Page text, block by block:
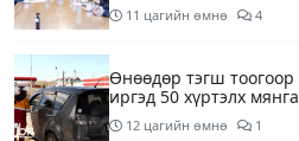
11 цагийн өмнө 4
Өнөөдөр тэгш
иргэд 50 хүртэлх
12 цагийн өмнө 1